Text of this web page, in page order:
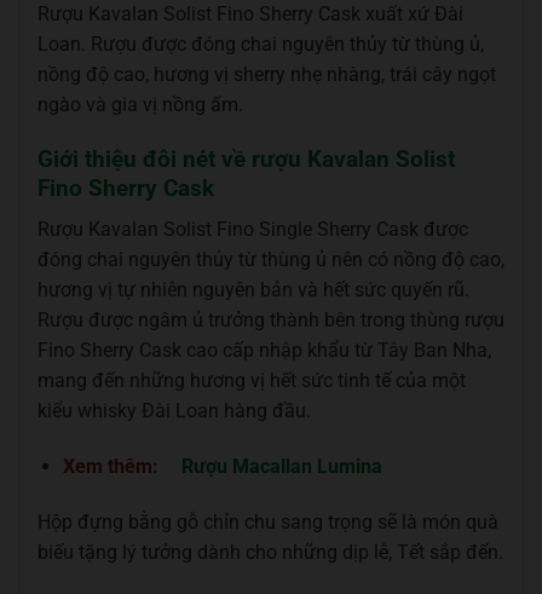
Rượu Kavalan Solist Fino Sherry Cask xuất xứ Đài
Loan. Rượu được đóng chai nguyên thủy từ thùng ủ,
nồng độ cao, hương vị sherry nhẹ nhàng, trái cây ngọt
ngào và gia vị nồng ấm.
Giới thiệu đôi nét về rượu Kavalan Solist
Fino Sherry Cask
Rượu Kavalan Solist Fino Single Sherry Cask được
đóng chai nguyên thủy từ thùng ủ nên có nồng độ cao,
hương vị tự nhiên nguyên bản và hết sức quyến rũ.
Rượu được ngâm ủ trưởng thành bên trong thùng rượu
Fino Sherry Cask cao cấp nhập khẩu từ Tây Ban Nha,
mang đến những hương vị hết sức tinh tế của một
kiểu whisky Đài Loan hàng đầu.
Xem thêm: Rượu Macallan Lumina
Hộp đựng bằng gỗ chỉn chu sang trọng sẽ là món quà
biếu tặng lý tưởng dành cho những dịp lễ, Tết sắp đến.